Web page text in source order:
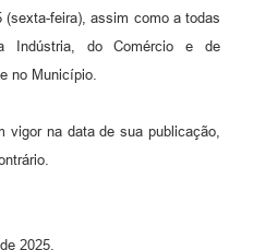
(sexta-feira), assim como a todas
Indústria, do Comércio e de
no Município.
vigor na data de sua publicação,
2025.